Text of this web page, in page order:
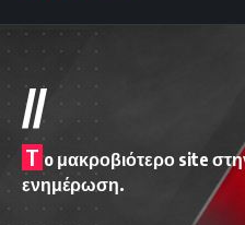
//
T o μακροβιότερο site
ενημέρωση.